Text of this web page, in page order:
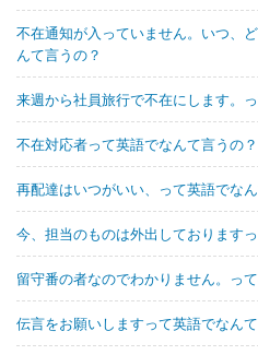
不在通知が入っていません。いつ、
んて言うの？
来週から社員旅行で不在にします。
不在対応者って英語でなんて言うの？
再配達はいつがいい、って英語でな
今、担当のものは外出しております
留守番の者なのでわかりません。っ
伝言をお願いしますって英語でなん